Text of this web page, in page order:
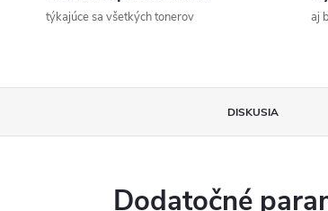
týkajúce sa všetkých tonerov aj
DISKUSIA
Dodatočné